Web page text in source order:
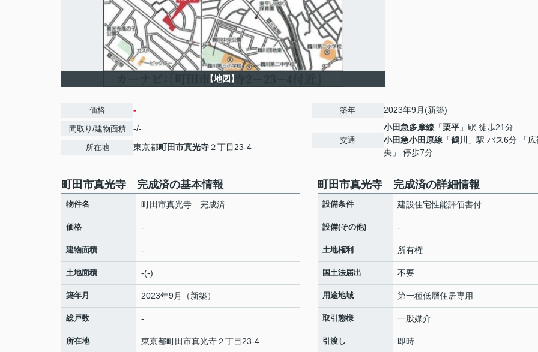
【地図】
価格 -
間取り/建物面積 -/-
所在地 東京都町田市真光寺２丁目23-4
築年 2023年9月(新築)
交通
小田急多摩線 「栗平 」駅 徒歩21分
小田急小田原線 「鶴川
」駅 バス6分 「広
央」 停歩7分
町田市真光寺 完成済の基本情報
物件名 町田市真光寺 完成済
価格 -
建物面積 -
土地面積 -(-)
築年月 2023年9月（新築）
総戸数 -
所在地 東京都町田市真光寺２丁目23-4
町田市真光寺 完成済の詳細情報
設備条件 建設住宅性能評価書付
設備(その他) -
土地権利 所有権
国土法届出 不要
用途地域 第一種低層住居専用
取引態様 一般媒介
引渡し 即時